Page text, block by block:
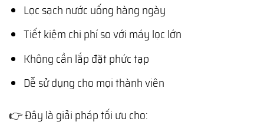
Lọc sạch nước uống hàng ngày
Tiết kiệm chi phí so với máy lọc lớn
Không cần lắp đặt phức tạp
Dễ sử dụng cho mọi thành viên
👉 Đây là giải pháp tối ưu cho: